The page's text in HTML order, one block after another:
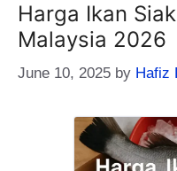
Harga Ikan
Malaysia 2026
June 10, 2025 by Hafiz